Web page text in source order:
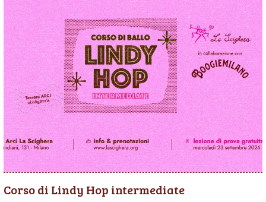
Corso di Lindy Hop intermediate